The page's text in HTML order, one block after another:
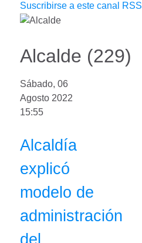
Suscribirse a este canal RSS
Alcalde (229)
Sábado, 06
Agosto 2022
15:55
Alcaldía
explicó
modelo de
administración
del